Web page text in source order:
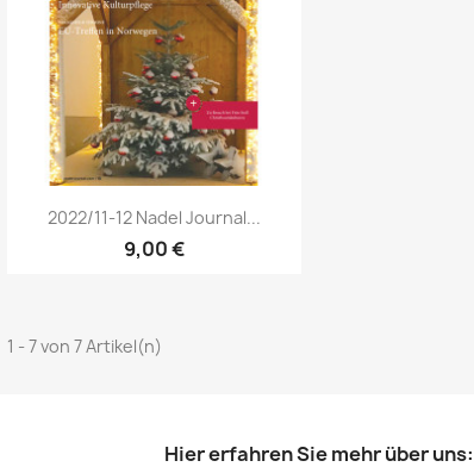
Vorschau
2022/11-12 Nadel Journal...
9,00 €
1 - 7 von 7 Artikel(n)
Hier erfahren Sie mehr über uns: